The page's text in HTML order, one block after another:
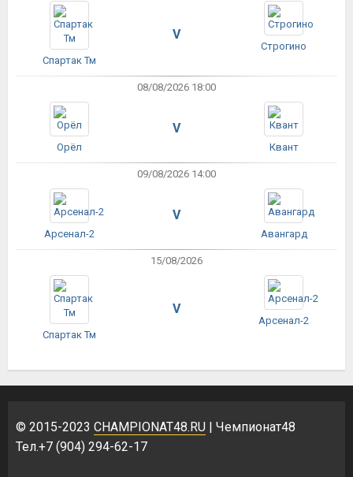
Спартак Тм
V
Строгино
08/08/2026 18:00
Орёл
V
Квант
09/08/2026 14:00
Арсенал-2
V
Авангард
15/08/2026
Спартак Тм
V
Арсенал-2
© 2015-2023 CHAMPIONAT48.RU | Чемпионат48
Тел.+7 (904) 294-62-17